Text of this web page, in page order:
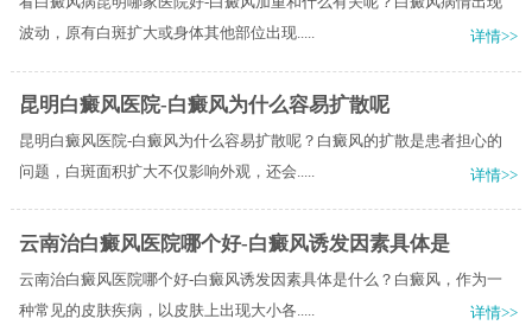
波动，原有白斑扩大或身体其他部位出现.....
详情>>
昆明白癜风医院-白癜风为什么容易扩散呢
昆明白癜风医院-白癜风为什么容易扩散呢？白癜风的扩散是患者担心的
问题，白斑面积扩大不仅影响外观，还会.....
详情>>
云南治白癜风医院哪个好-白癜风诱发因素具体是
云南治白癜风医院哪个好-白癜风诱发因素具体是什么？白癜风，作为一
种常见的皮肤疾病，以皮肤上出现大小各.....
详情>>